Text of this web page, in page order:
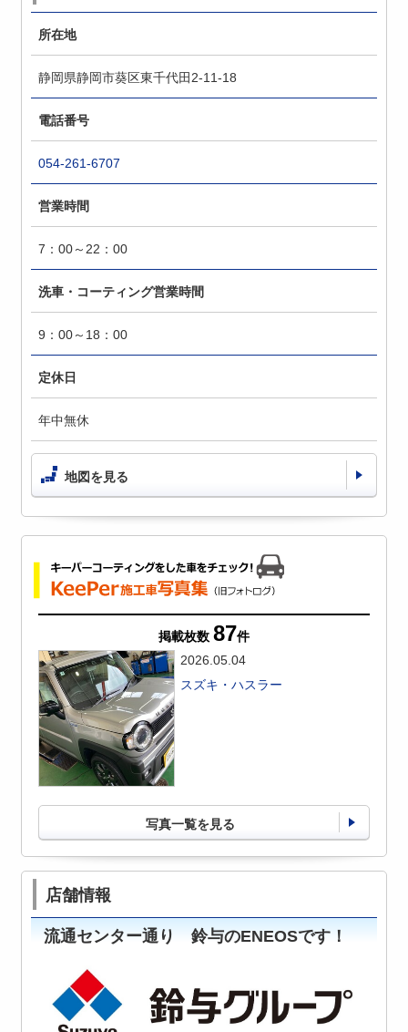
所在地
静岡県静岡市葵区東千代田2-11-18
電話番号
054-261-6707
営業時間
7：00～22：00
洗車・コーティング営業時間
9：00～18：00
定休日
年中無休
地図を見る
掲載枚数 87件
2026.05.04
スズキ・ハスラー
写真一覧を見る
店舗情報
流通センター通り 鈴与のENEOSです！